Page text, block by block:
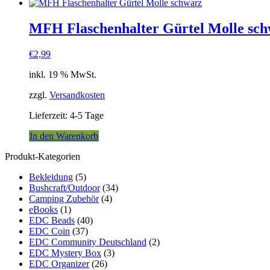
MFH Flaschenhalter Gürtel Molle
€2,99
inkl. 19 % MwSt.
zzgl. Versandkosten
Lieferzeit: 4-5 Tage
In den Warenkorb
Produkt-Kategorien
Bekleidung (5)
Bushcraft/Outdoor (34)
Camping Zubehör (4)
eBooks (1)
EDC Beads (40)
EDC Coin (37)
EDC Community Deutschland (2)
EDC Mystery Box (3)
EDC Organizer (26)